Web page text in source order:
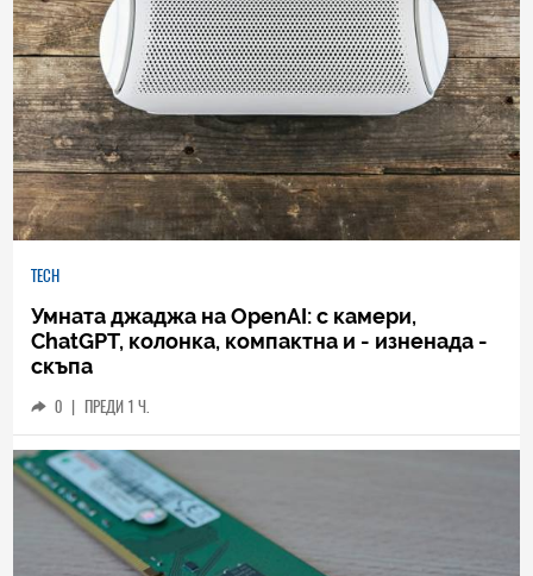
TECH
Умната джаджа на OpenAI: с камери,
ChatGPT, колонка, компактна и - изненада -
скъпа
0 | ПРЕДИ 1 Ч.